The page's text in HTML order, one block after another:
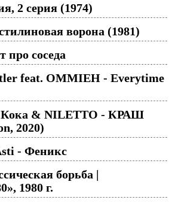
2 серия (1974)
ворона (1981)
про соседа
feat. OMMIEH - Everytime
Кока & NILETTO - КРАШ
2020)
- Феникс
борьба |
1980 г.